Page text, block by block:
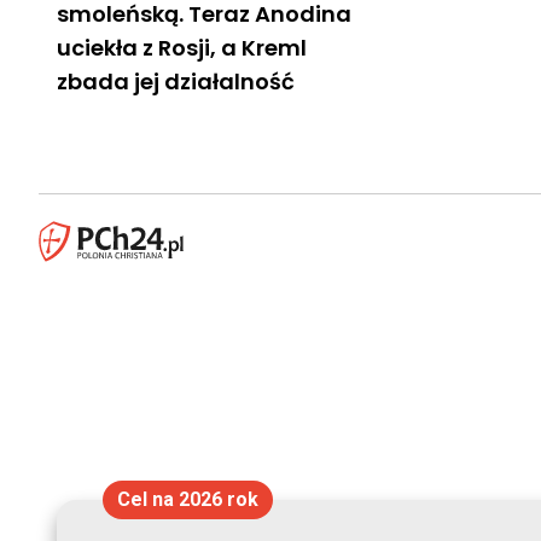
smoleńską. Teraz Anodina
uciekła z Rosji, a Kreml
zbada jej działalność
Cel na 2026 rok